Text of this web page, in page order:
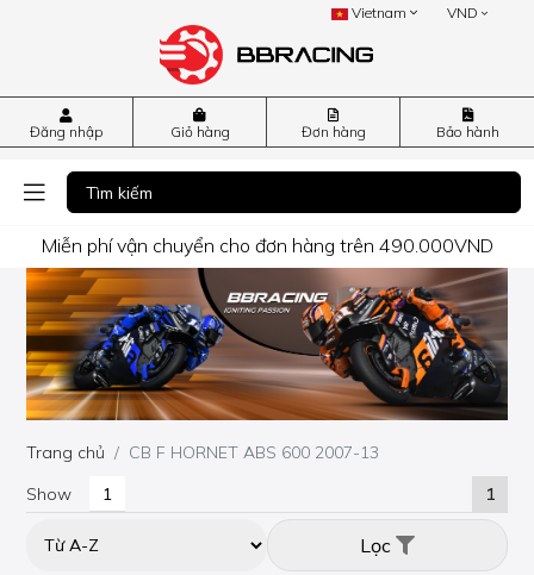
Vietnam VND
Đăng nhập Giỏ hàng Đơn hàng Bảo hành
Miễn phí vận chuyển cho đơn hàng trên 490.000VND
Trang chủ
CB F HORNET ABS 600 2007-13
Show
1
Lọc